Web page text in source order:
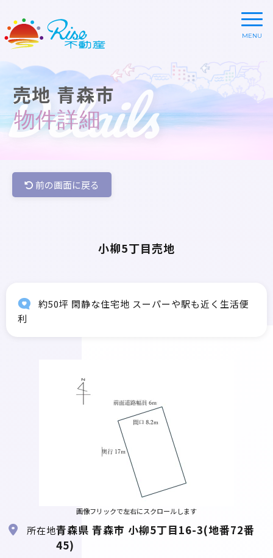
売地 青森市
物件詳細
Details
前の画面に戻る
小柳5丁目売地
約50坪 閑静な住宅地 スーパーや駅も近く生活便
利
所在地青森県 青森市 小柳5丁目16-3(地番72番
45)
画像フリックで左右にスクロールします